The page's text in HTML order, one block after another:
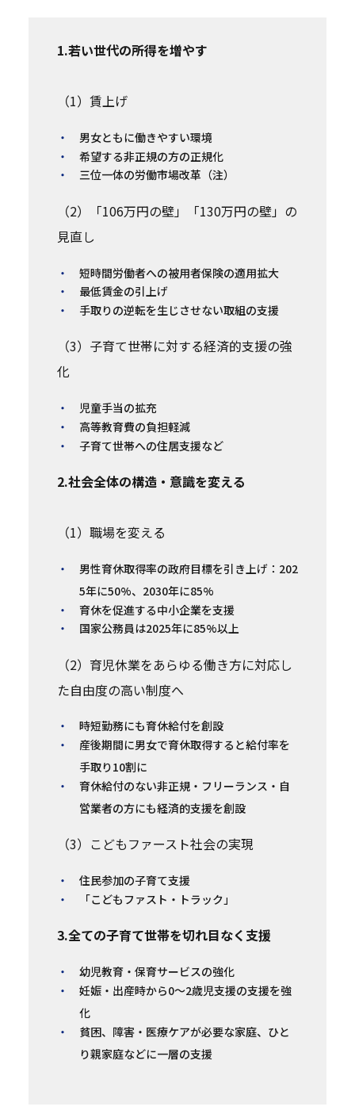
1.若い世代の所得を増やす
（1）賃上げ
男女ともに働きやすい環境
希望する非正規の方の正規化
三位一体の労働市場改革（注）
（2）「106万円の壁」「130万円の壁」の
見直し
短時間労働者への被用者保険の適用拡大
最低賃金の引上げ
手取りの逆転を生じさせない取組の支援
（3）子育て世帯に対する経済的支援の強
化
児童手当の拡充
高等教育費の負担軽減
子育て世帯への住居支援など
2.社会全体の構造・意識を変える
（1）職場を変える
男性育休取得率の政府目標を引き上げ：202
5年に50%、2030年に85%
育休を促進する中小企業を支援
国家公務員は2025年に85%以上
（2）育児休業をあらゆる働き方に対応し
た自由度の高い制度へ
時短勤務にも育休給付を創設
産後期間に男女で育休取得すると給付率を
手取り10割に
育休給付のない非正規・フリーランス・自
営業者の方にも経済的支援を創設
（3）こどもファースト社会の実現
住民参加の子育て支援
「こどもファスト・トラック」
3.全ての子育て世帯を切れ目なく支援
幼児教育・保育サービスの強化
妊娠・出産時から0～2歳児支援の支援を強
化
貧困、障害・医療ケアが必要な家庭、ひと
り親家庭などに一層の支援